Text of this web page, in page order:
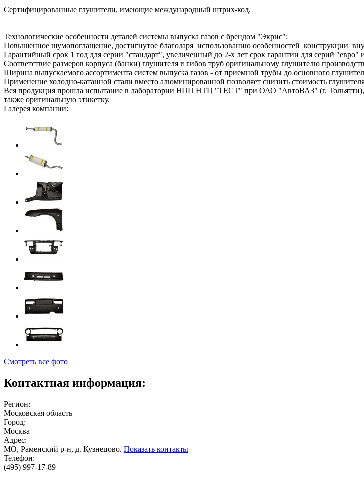
Сертифицированные глушители, имеющие международный штрих-код.
Технологические особенности деталей системы выпуска газов с брендом "Экрис":
Повышенное шумопоглащение, достигнутое благодаря использованию особенностей конструкции
Гарантийный срок 1 год для серии "стандарт", увеличенный до 2-х лет срок гарантии для серий
Соответствие размеров корпуса (банки) глушителя и гибов труб оригинальному глушителю
Ширина выпускаемого ассортимента систем выпуска газов - от приемной трубы до основного
Применение холодно-катанной стали вместо алюминированной позволяет снизить стоимость
Вся продукция прошла испытание в лаборатории НПП НТЦ "ТЕСТ" при ОАО "АвтоВАЗ" (г. Тольятти),
также оригинальную этикетку.
Галерея компании:
Смотреть все фото
Контактная информация:
Регион:
Московская область
Город:
Москва
Адрес:
МО, Раменский р-н, д. Кузнецово. Показать контакты
Телефон:
(495) 997-17-89